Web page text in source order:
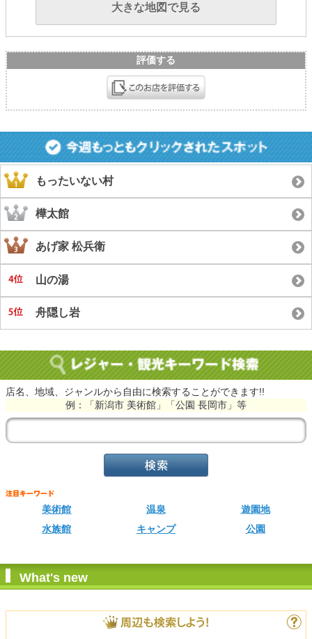
大きな地図で見る
評価する
もったいない村
樺太館
あげ家 松兵衛
山の湯
舟隠し岩
店名、地域、ジャンルから自由に検索することができます!!
例：「新潟市 美術館」「公園 長岡市」等
美術館 温泉
遊園地
水族館
キャンプ 公園
What's new